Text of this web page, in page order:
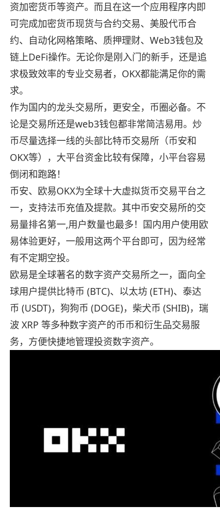
资加密货币等资产。而且在这一个应用程序内即
可完成加密货币现货与合约交易、美股代币合
约、自动化网格策略、质押理财、Web3钱包及
链上DeFi操作。无论你是刚入门的新手，还是追
求极致效率的专业交易者，OKX都能满足你的需
求。
作为国内的龙头交易所，更安全，币圈必备。不
论是交易所还是web3钱包都非常简洁易用。炒
币尽量选择一线的头部比特币交易所（币安和
OKX等），大平台资金比较有保障，小平台容易
倒闭和跑路！
币安、欧易OKX为全球十大虚拟货币交易平台之
一，支持法币充值及提款。其中币安交易所的交
易量排名第一,用户数量也最多！国内用户使用欧
易体验更好，一般用这两个平台即可，因为经常
有不定期空投。
欧易是全球著名的数字资产交易所之一，面向全
球用户提供比特币 (BTC)、以太坊 (ETH)、泰达
币 (USDT)，狗狗币 (DOGE)，柴犬币 (SHIB)，瑞
波 XRP 等多种数字资产的币币和衍生品交易服
务，方便快捷地管理投资数字资产。